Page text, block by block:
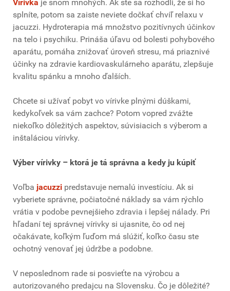
Vírivka je snom mnohých. Ak ste sa rozhodli, že si ho
splníte, potom sa zaiste neviete dočkať chvíľ relaxu v
jacuzzi. Hydroterapia má množstvo pozitívnych účinkov
na telo i psychiku. Prináša úľavu od bolesti pohybového
aparátu, pomáha znižovať úroveň stresu, má priaznivé
účinky na zdravie kardiovaskulárneho aparátu, zlepšuje
kvalitu spánku a mnoho ďalších.
Chcete si užívať pobyt vo vírivke plnými dúškami,
kedykoľvek sa vám zachce? Potom vopred zvážte
niekoľko dôležitých aspektov, súvisiacich s výberom a
inštaláciou vírivky.
Výber vírivky – ktorá je tá správna a kedy ju kúpiť
Voľba jacuzzi predstavuje nemalú investíciu. Ak si
vyberiete správne, počiatočné náklady sa vám rýchlo
vrátia v podobe pevnejšieho zdravia i lepšej nálady. Pri
hľadaní tej správnej vírivky si ujasnite, čo od nej
očakávate, koľkým ľuďom má slúžiť, koľko času ste
ochotný venovať jej údržbe a podobne.
V neposlednom rade si posvieťte na výrobcu a
autorizovaného predajcu na Slovensku. Čo je dôležité?